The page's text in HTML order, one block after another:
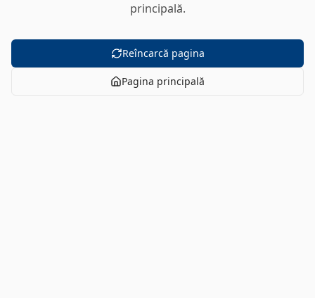
principală.
Reîncarcă pagina
Pagina principală